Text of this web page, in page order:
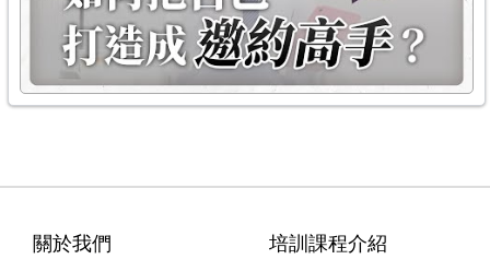
關於我們
培訓課程介紹